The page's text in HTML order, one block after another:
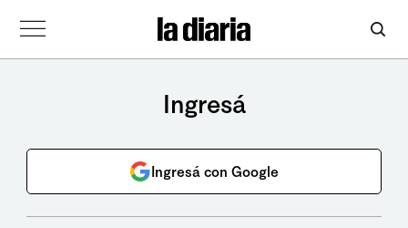
Ingresá
Ingresá con Google